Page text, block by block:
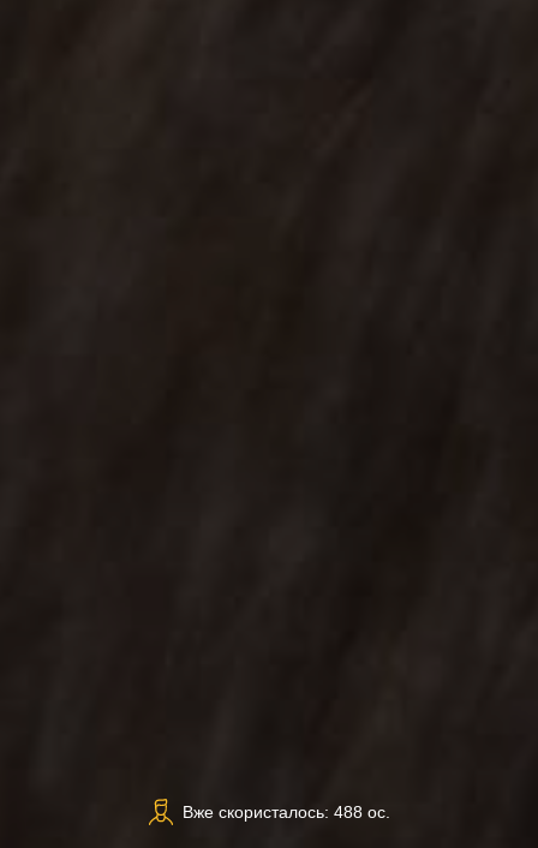
Вже скористалось: 488 ос.